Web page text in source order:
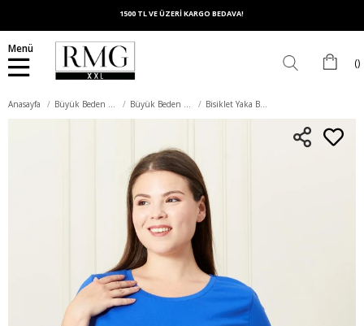
1500 TL VE ÜZERİ KARGO BEDAVA!
Menü
Anasayfa Büyük Beden Üst Giyim Büyük Beden Tişört Bisiklet Yaka Büyük Beden Saks Pamuk Tişört